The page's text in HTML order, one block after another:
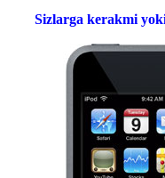
Sizlarga kerakmi